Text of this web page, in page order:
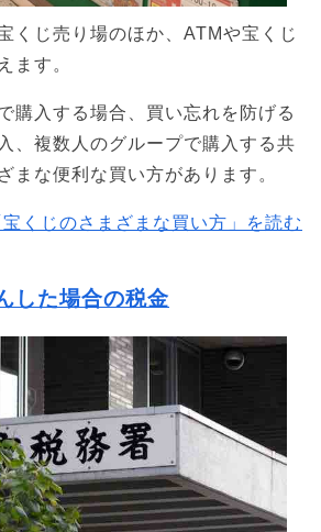
くじ売り場のほか、ATMや宝くじ
ます。
購入する場合、買い忘れを防げる
、複数人のグループで購入する共
まな便利な買い方があります。
宝くじのさまざまな買い方」を読む
した場合の税金